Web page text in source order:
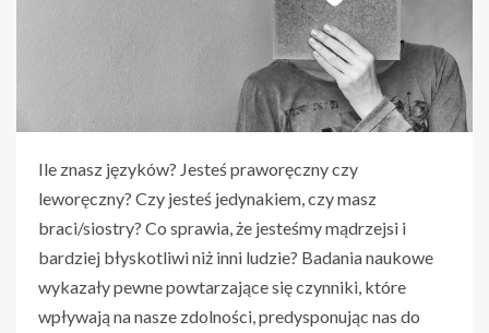
Ile znasz języków? Jesteś praworęczny czy
leworęczny? Czy jesteś jedynakiem, czy masz
braci/siostry? Co sprawia, że ​​jesteśmy mądrzejsi i
bardziej błyskotliwi niż inni ludzie? Badania naukowe
wykazały pewne powtarzające się czynniki, które
wpływają na nasze zdolności, predysponując nas do